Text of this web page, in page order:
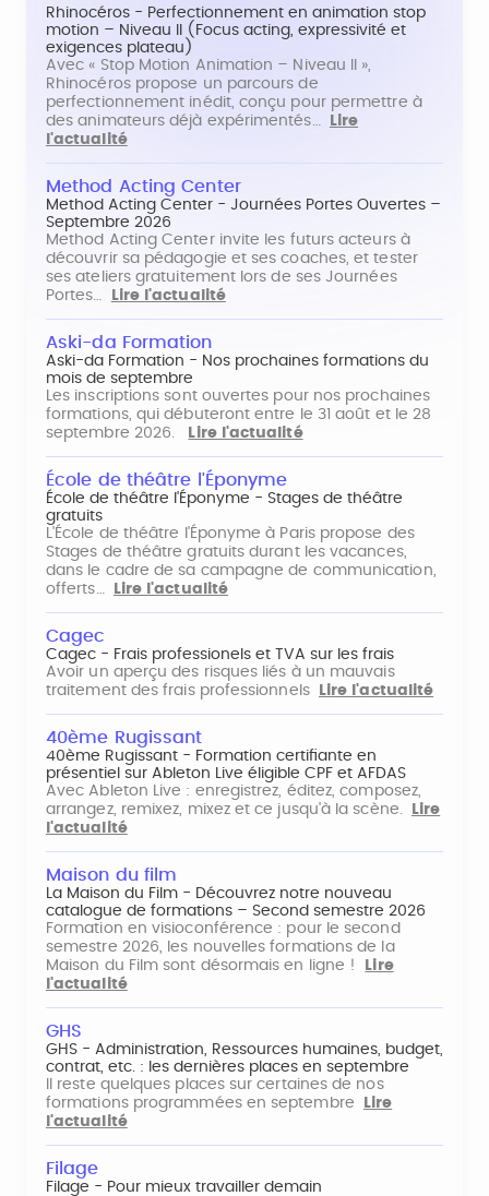
Rhinocéros - Perfectionnement en animation stop
motion – Niveau II (Focus acting, expressivité et
exigences plateau)
Avec « Stop Motion Animation – Niveau II »,
Rhinocéros propose un parcours de
perfectionnement inédit, conçu pour permettre à
des animateurs déjà expérimentés…
Lire
l'actualité
Method Acting Center
Method Acting Center - Journées Portes Ouvertes –
Septembre 2026
Method Acting Center invite les futurs acteurs à
découvrir sa pédagogie et ses coaches, et tester
ses ateliers gratuitement lors de ses Journées
Portes…
Lire l'actualité
Aski-da Formation
Aski-da Formation - Nos prochaines formations du
mois de septembre
Les inscriptions sont ouvertes pour nos prochaines
formations, qui débuteront entre le 31 août et le 28
septembre 2026.
Lire l'actualité
École de théâtre l'Éponyme
École de théâtre l'Éponyme - Stages de théâtre
gratuits
L'École de théâtre l'Éponyme à Paris propose des
Stages de théâtre gratuits durant les vacances,
dans le cadre de sa campagne de communication,
offerts…
Lire l'actualité
Cagec
Cagec - Frais professionels et TVA sur les frais
Avoir un aperçu des risques liés à un mauvais
traitement des frais professionnels
Lire l'actualité
40ème Rugissant
40ème Rugissant - Formation certifiante en
présentiel sur Ableton Live éligible CPF et AFDAS
Avec Ableton Live : enregistrez, éditez, composez,
arrangez, remixez, mixez et ce jusqu'à la scène.
Lire
l'actualité
Maison du film
La Maison du Film - Découvrez notre nouveau
catalogue de formations – Second semestre 2026
Formation en visioconférence : pour le second
semestre 2026, les nouvelles formations de la
Maison du Film sont désormais en ligne !
Lire
l'actualité
GHS
GHS - Administration, Ressources humaines, budget,
contrat, etc. : les dernières places en septembre
Il reste quelques places sur certaines de nos
formations programmées en septembre
Lire
l'actualité
Filage
Filage - Pour mieux travailler demain